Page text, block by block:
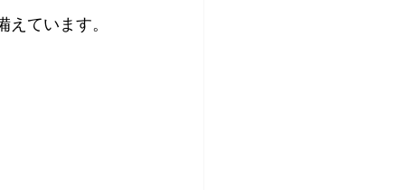
ています。